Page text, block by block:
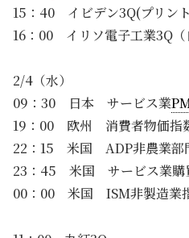
15：40 イビデン3Q(プリント
16：00 イリソ電子工業3Q（
2/4（水）
09：30 日本 サービス業
19：00 欧州 消費者物価指
22：15 米国 ADP非農業部
23：45 米国 サービス業購
00：00 米国 ISM非製造業